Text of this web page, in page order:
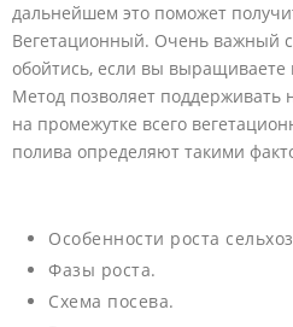
дальнейшем это поможет
Вегетационный. Очень важный
обойтись, если вы выращиваете
Метод позволяет поддерживать
на промежутке всего
полива определяют такими
Особенности роста
Фазы роста.
Схема посева.